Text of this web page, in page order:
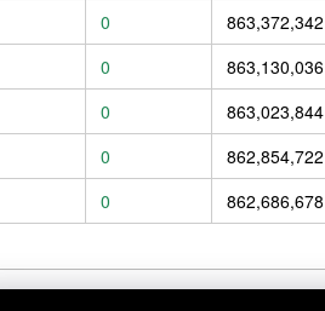
0 863,372,342
0 863,130,036
0 863,023,844
0 862,854,722
0 862,686,678